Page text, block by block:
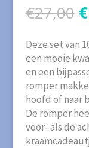
€27,00 €
Deze set van
een mooie
en een
romper
hoofd of naar
De romper
voor- als de